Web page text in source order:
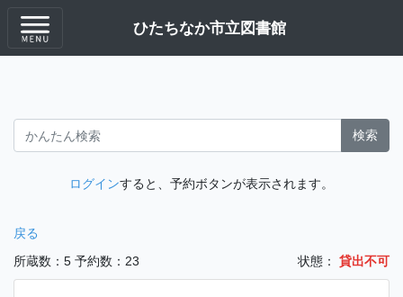
ひたちなか市立図書館
検索
ログインすると、予約ボタンが表示されます。
戻る
所蔵数：5 予約数：23 状態： 貸出不可